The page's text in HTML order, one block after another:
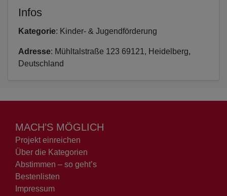
Infos
Kategorie: Kinder- & Jugendförderung
Adresse: Mühltalstraße 123 69121, Heidelberg,
Deutschland
MACH’S MÖGLICH
Projekt einreichen
Über die Kategorien
Abstimmen – so geht’s
Bestenlisten
Impressum